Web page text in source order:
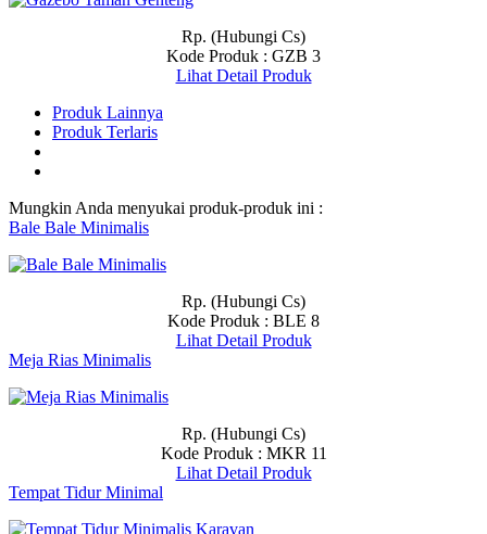
Rp. (Hubungi Cs)
Kode Produk : GZB 3
Lihat Detail Produk
Produk Lainnya
Produk Terlaris
Mungkin Anda menyukai produk-produk ini :
Bale Bale Minimalis
Rp. (Hubungi Cs)
Kode Produk : BLE 8
Lihat Detail Produk
Meja Rias Minimalis
Rp. (Hubungi Cs)
Kode Produk : MKR 11
Lihat Detail Produk
Tempat Tidur Minimal